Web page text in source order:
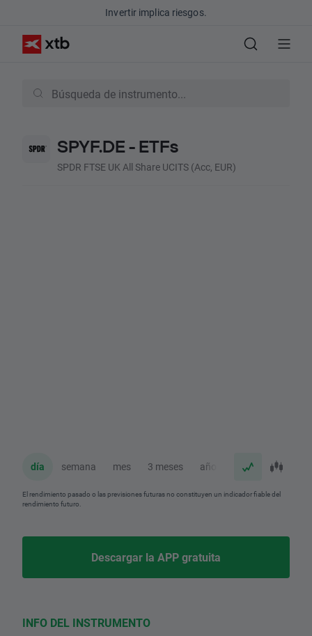
Invertir implica riesgos.
SPYF.DE - ETFs
SPDR FTSE UK All Share UCITS (Acc, EUR)
día semana mes 3 meses año
El rendimiento pasado o las previsiones futuras no constituyen un indicador fiable del
rendimiento futuro.
Descargar la APP gratuita
INFO DEL INSTRUMENTO